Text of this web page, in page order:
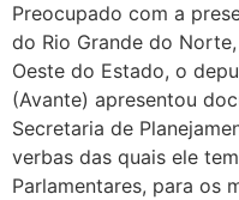
Preocupado com a
do Rio Grande do
Oeste do Estado, o
(Avante) apresentou
Secretaria de
verbas das quais ele
Parlamentares, para os